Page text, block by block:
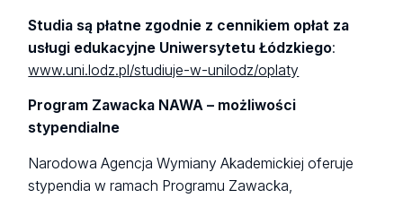
Studia są płatne zgodnie z cennikiem opłat za
usługi edukacyjne Uniwersytetu Łódzkiego:
www.uni.lodz.pl/studiuje-w-unilodz/oplaty
Program Zawacka NAWA – możliwości
stypendialne
Narodowa Agencja Wymiany Akademickiej oferuje
stypendia w ramach Programu Zawacka,